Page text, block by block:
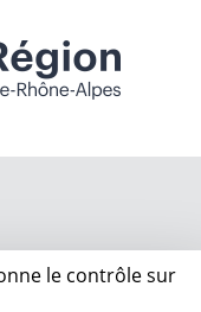
le contrôle sur